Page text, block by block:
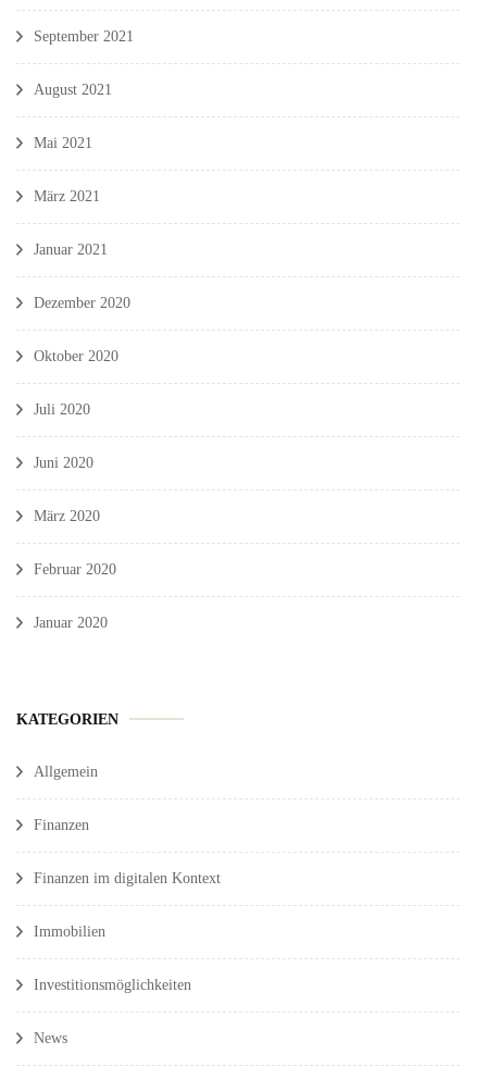
September 2021
August 2021
Mai 2021
März 2021
Januar 2021
Dezember 2020
Oktober 2020
Juli 2020
Juni 2020
März 2020
Februar 2020
Januar 2020
KATEGORIEN
Allgemein
Finanzen
Finanzen im digitalen Kontext
Immobilien
Investitionsmöglichkeiten
News